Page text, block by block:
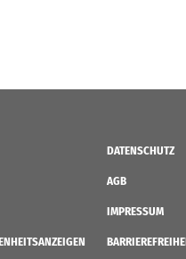
DATENSCHUTZ
AGB
IMPRESSUM